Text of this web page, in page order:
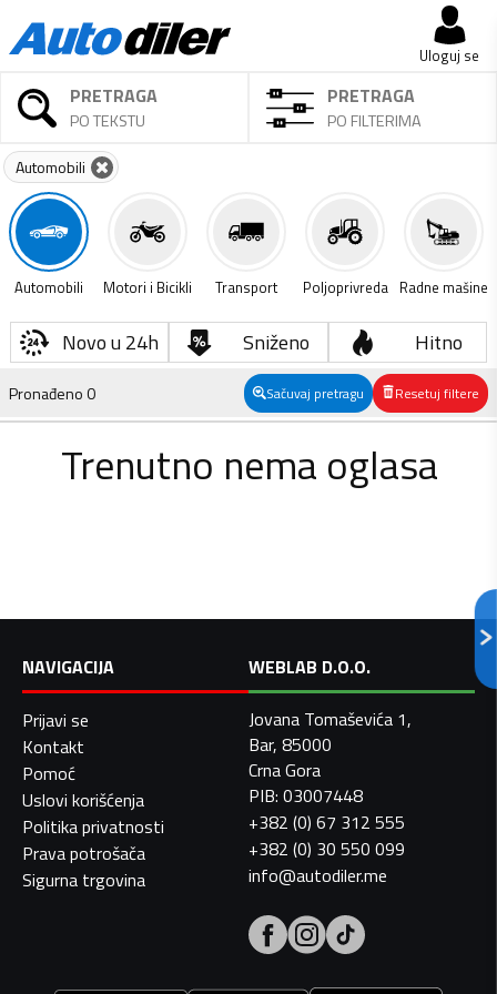
Uloguj se
PRETRAGA
PO TEKSTU
PRETRAGA
PO FILTERIMA
Automobili
Automobili Motori i Bicikli Transport Poljoprivreda Radne mašine
Novo u 24h Sniženo Hitno
Pronađeno0 Sačuvaj pretragu Resetuj filtere
Trenutno nema oglasa
NAVIGACIJA
Prijavi se
Kontakt
Pomoć
Uslovi korišćenja
Politika privatnosti
Prava potrošača
Sigurna trgovina
WEBLAB D.O.O.
Jovana Tomaševića 1,
Bar, 85000
Crna Gora
PIB: 03007448
+382 (0) 67 312 555
+382 (0) 30 550 099
info@autodiler.me